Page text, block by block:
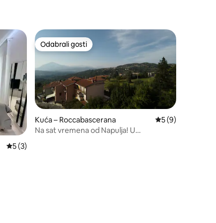
Prosječna ocjena: 5/5, recenzija: 3
5 (3)
Odabrali gosti
Odabrali gosti
Kuća – Roccabascerana Prosječna
5 (9)
Na sat vremena od Napulja! U